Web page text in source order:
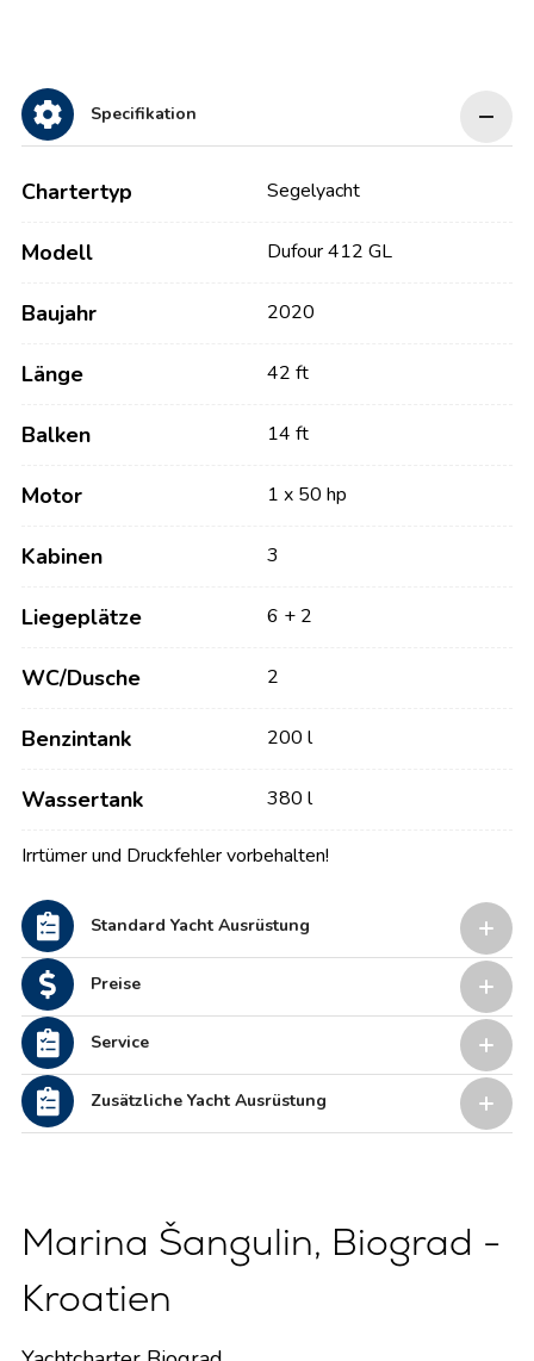
Specifikation
Chartertyp Segelyacht
Modell Dufour 412 GL
Baujahr 2020
Länge 42 ft
Balken 14 ft
Motor 1 x 50 hp
Kabinen 3
Liegeplätze 6 + 2
WC/Dusche 2
Benzintank 200 l
Wassertank 380 l
Irrtümer und Druckfehler vorbehalten!
Standard Yacht Ausrüstung
Preise
Service
Zusätzliche Yacht Ausrüstung
Marina Šangulin, Biograd -
Kroatien